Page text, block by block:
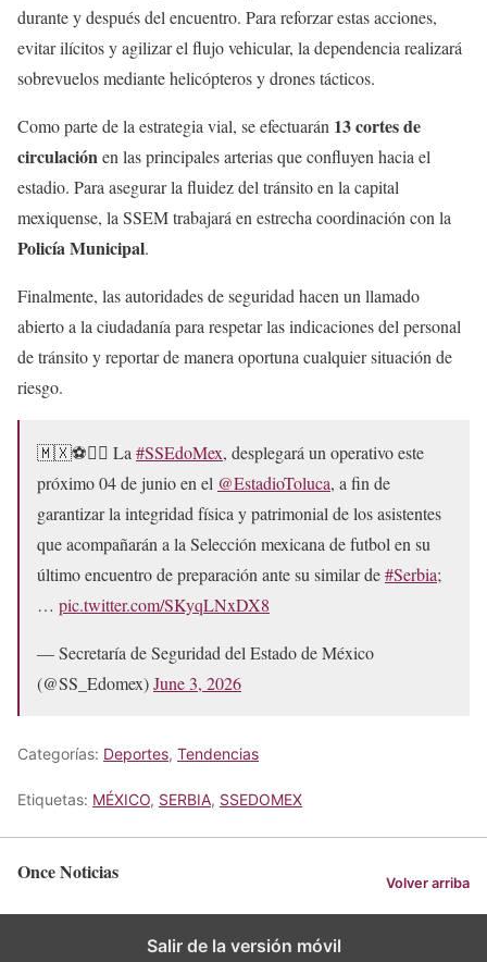
durante y después del encuentro. Para reforzar estas acciones,
evitar ilícitos y agilizar el flujo vehicular, la dependencia realizará
sobrevuelos mediante helicópteros y drones tácticos.
Como parte de la estrategia vial, se efectuarán 13 cortes de
circulaciónen las principales arterias que confluyen hacia el
estadio. Para asegurar la fluidez del tránsito en la capital
mexiquense, la SSEM trabajará en estrecha coordinación con la
Policía Municipal.
Finalmente, las autoridades de seguridad hacen un llamado
abierto a la ciudadanía para respetar las indicaciones del personal
de tránsito y reportar de manera oportuna cualquier situación de
riesgo.
🇲🇽⚽👮‍♂️ La#SSEdoMex, desplegará un operativo este
próximo 04 de junio en el @EstadioToluca, a fin de
garantizar la integridad física y patrimonial de los asistentes
que acompañarán a la Selección mexicana de futbol en su
último encuentro de preparación ante su similar de#Serbia;
… pic.twitter.com/SKyqLNxDX8
— Secretaría de Seguridad del Estado de México
(@SS_Edomex)June 3, 2026
Categorías: Deportes, Tendencias
Etiquetas: MÉXICO, SERBIA, SSEDOMEX
Once Noticias Volver arriba
Salir de la versión móvil